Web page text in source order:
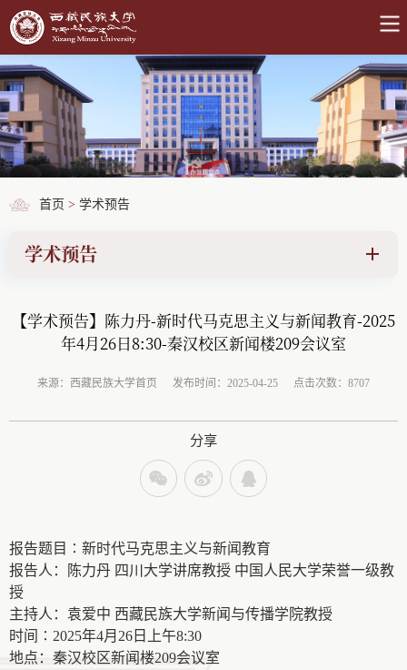
首页 > 学术预告
学术预告
【学术预告】陈力丹-新时代马克思主义与新闻教育-2025
年4月26日8:30-秦汉校区新闻楼209会议室
来源：西藏民族大学首页 发布时间：2025-04-25 点击次数：8707
分享
报告题目∶新时代马克思主义与新闻教育
报告人：陈力丹 四川大学讲席教授 中国人民大学荣誉一级教
授
主持人：袁爱中 西藏民族大学新闻 与传播学院教授
时间∶2025年4月26日上午8:30
地点：秦汉校区新闻楼209会议室